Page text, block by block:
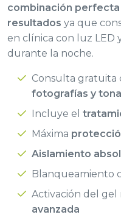
combinación
resultados ya que
en clínica con luz LED
durante la noche.
Consulta gratuita
fotografías y
Incluye el
Máxima
Aislamiento
Blanqueamiento
Activación del gel
avanzada